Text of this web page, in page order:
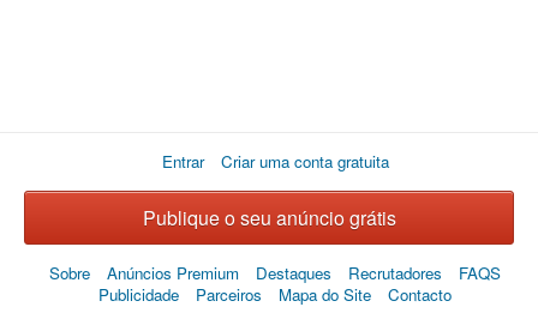
Entrar Criar uma conta gratuita
Publique o seu anúncio grátis
Sobre Anúncios Premium Destaques Recrutadores
FAQS
Publicidade
Parceiros Mapa do Site Contacto